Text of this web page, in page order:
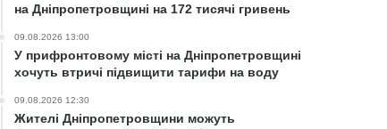
на Дніпропетровщині на 172 тисячі гривень
09.08.2026 13:00
У прифронтовому місті на Дніпропетровщині
хочуть втричі підвищити тарифи на воду
09.08.2026 12:30
Жителі Дніпропетровщини можуть